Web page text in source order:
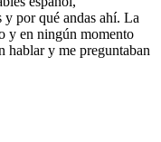
y por qué andas ahí. La
y en ningún momento
hablar y me preguntaban